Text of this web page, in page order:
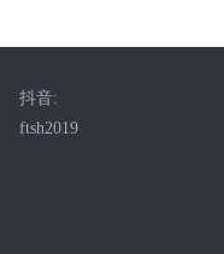
抖音:
ftsh2019